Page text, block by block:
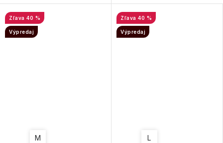
40 %
Výpredaj
M
40 %
Výpredaj
L